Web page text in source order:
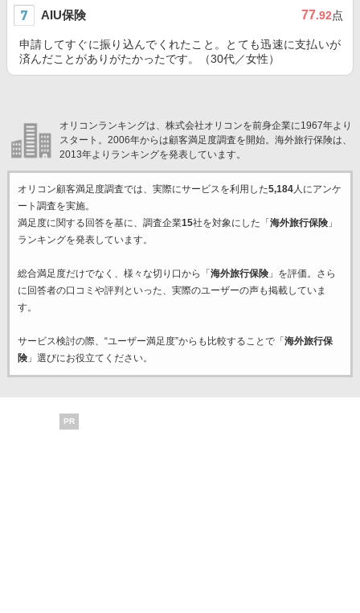
AIU保険 77.92点
申請してすぐに振り込んでくれたこと。とても迅速に支払いが
済んだことがありがたかったです。（30代／女性）
オリコンランキングは、株式会社オリコンを前身企業に1967年より
スタート。2006年からは顧客満足度調査を開始。海外旅行保険は、
2013年よりランキングを発表しています。
オリコン顧客満足度調査では、実際にサービスを利用した5,184人にアンケ
ート調査を実施。
満足度に関する回答を基に、調査企業15社を対象にした「 海外旅行保険」
ランキングを発表しています。
総合満足度だけでなく、様々な切り口から「 海外旅行保険」を評価。さら
に回答者の口コミや評判といった、実際のユーザーの声も掲載していま
す。
サービス検討の際、“ユーザー満足度”からも比較することで「 海外旅行保
険」選びにお役立てください。
PR